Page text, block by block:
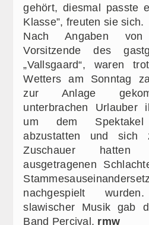
gehört, diesmal passte
Klasse”, freuten sie sich.
Nach Angaben
Vorsitzende des
„Vallsgaard“, waren
Wetters am Sonntag
zur Anlage
unterbrachen Urlauber
um dem
abzustatten und sich
Zuschauer hatten
ausgetragenen
nachgespielt
slawischer Musik gab
Band Percival. rmw